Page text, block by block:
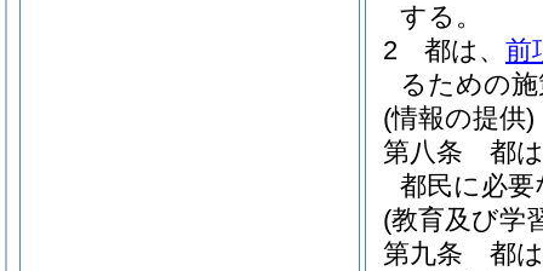
する。
2
都は、 前
るための
(情報の提供)
第八条
都
都民に必
(教育及び学
第九条
都